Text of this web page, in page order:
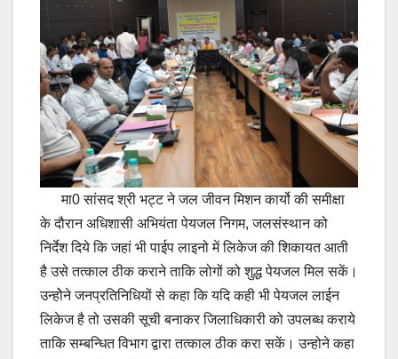
मा0 सांसद श्री भट्ट ने जल जीवन मिशन कार्यो की समीक्षा
के दौरान अधिशासी अभियंता पेयजल निगम, जलसंस्थान को
निर्देश दिये कि जहां भी पाईप लाइनो में लिकेज की शिकायत आती
है उसे तत्काल ठीक कराने ताकि लोगों को शुद्ध पेयजल मिल सकें।
उन्होेने जनप्रतिनिधियों से कहा कि यदि कही भी पेयजल लाईन
लिकेज है तो उसकी सूची बनाकर जिलाधिकारी को उपलब्ध कराये
ताकि सम्बन्धित विभाग द्वारा तत्काल ठीक करा सकें। उन्होने कहा